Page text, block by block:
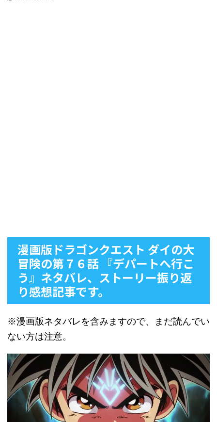
漫画版ドラゴンクエスト ダイの大
冒険の第７６話 『デパートへ行こ
う』ネタバレ、ストーリー振り返
り感想記事です。
※漫画版ネタバレを含みますので、まだ読んでい
ない方は注意。